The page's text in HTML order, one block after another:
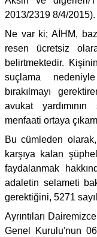
2013/2319 8/4/2015).
Ne var ki; AİHM,
resen ücretsiz
belirtmektedir.
suçlama
bırakılmayı
avukat
menfaati ortaya
Bu cümleden
karşıya kalan
faydalanmak
adaletin selameti
gerektiğini, 5271
Ayrıntıları
Genel Kurulu'nun